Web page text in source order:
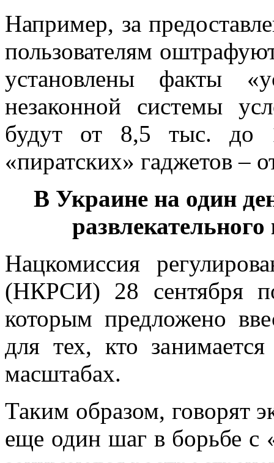
Например, за
пользователям
установлены факты
незаконной системы
будут от 8,5 тыс. до
«пиратских» гаджетов –
В Украине на один
Нацкомиссия
(НКРСИ) 28 сентября
которым предложено
для тех, кто
масштабах.
Таким образом, говорят
еще один шаг в борьбе с